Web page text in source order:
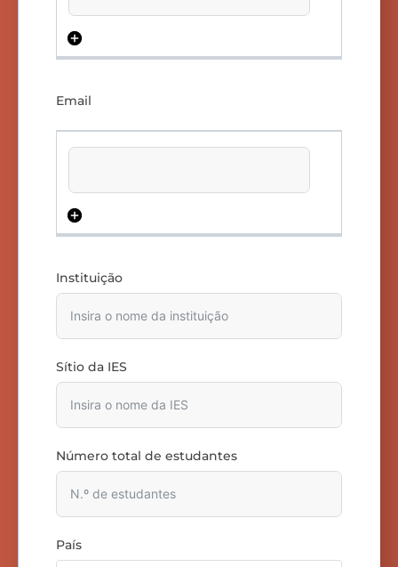
Email
Instituição
Sítio da IES
Número total de estudantes
País